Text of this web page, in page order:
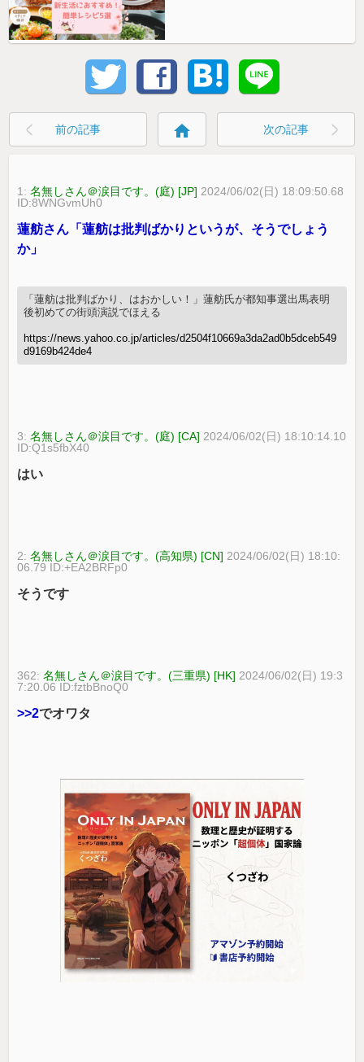
前の記事 home 次の記事
1:名無しさん＠涙目です。(庭) [JP] 2024/06/02(日) 18:09:50.68
ID:8WNGvmUh0
蓮舫さん「蓮舫は批判ばかりというが、そうでしょう
か」
「蓮舫は批判ばかり、はおかしい！」蓮舫氏が都知事選出馬表明
後初めての街頭演説でほえる
https://news.yahoo.co.jp/articles/d2504f10669a3da2ad0b5dceb549
d9169b424de4
3:名無しさん＠涙目です。(庭) [CA] 2024/06/02(日) 18:10:14.10
ID:Q1s5fbX40
はい
2:名無しさん＠涙目です。(高知県) [CN] 2024/06/02(日) 18:10:
06.79 ID:+EA2BRFp0
そうです
362:名無しさん＠涙目です。(三重県) [HK] 2024/06/02(日) 19:3
7:20.06 ID:fztbBnoQ0
>>2でオワタ